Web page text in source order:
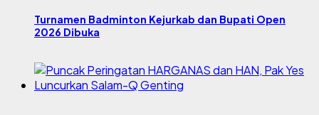
Turnamen Badminton Kejurkab dan Bupati Open
2026 Dibuka